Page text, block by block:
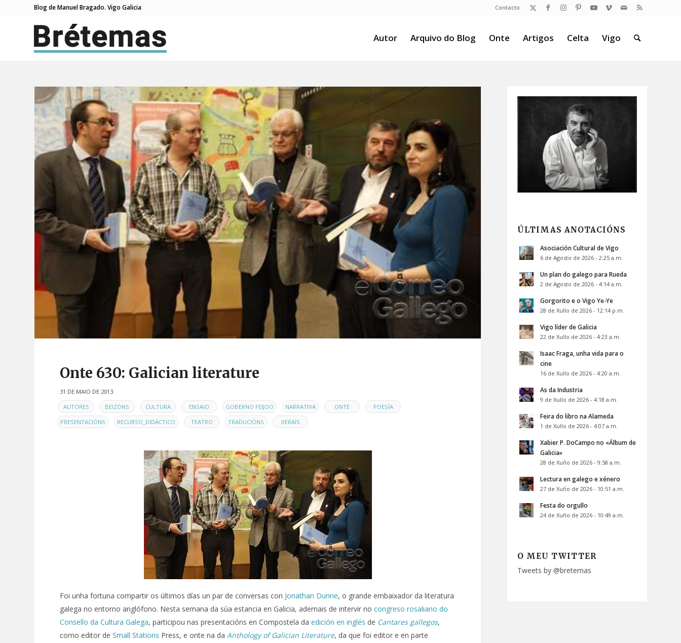
Contacto
Blog de Manuel Bragado. Vigo Galicia
Autor Arquivo do Blog Onte Artigos Celta Vigo
Onte 630: Galician literature
31 DE MAIO DE 2013
EN AUTORES BEIZÓNS CULTURA ENSAIO GOBERNO FEIJOO NARRATIVA ONTE POESÍA
PRESENTACIÓNS RECURSO_DIDÁCTICO TEATRO TRADUCIÓNS XERAIS
Foi unha fortuna compartir os últimos días un par de conversas con Jonathan Dunne, o grande embaixador da literatura
galega no entorno anglófono. Nesta semana da súa estancia en Galicia, ademais de intervir no congreso rosaliano do
Consello da Cultura Galega, participou nas presentacións en Compostela da edición en inglés de Cantares gallegos,
como editor de Small Stations Press, e onte na da Anthology of Galician Literature, da que foi editor e en parte
ÚLTIMAS ANOTACIÓNS
Asociación Cultural de Vigo
6 de Agosto de 2026 - 2:25 a.m.
Un plan do galego para Rueda
2 de Agosto de 2026 - 4:14 a.m.
Gorgorito e o Vigo Ye-Ye
28 de Xullo de 2026 - 12:14 p.m.
Vigo líder de Galicia
22 de Xullo de 2026 - 4:23 a.m.
Isaac Fraga, unha vida para o
cine
16 de Xullo de 2026 - 4:20 a.m.
As da Industria
9 de Xullo de 2026 - 4:18 a.m.
Feira do libro na Alameda
1 de Xullo de 2026 - 4:07 a.m.
Xabier P. DoCampo no «Álbum de
Galicia»
28 de Xuño de 2026 - 9:58 a.m.
Lectura en galego e xénero
27 de Xuño de 2026 - 10:51 a.m.
Festa do orgullo
24 de Xuño de 2026 - 10:49 a.m.
O MEU TWITTER
Tweets by @bretemas